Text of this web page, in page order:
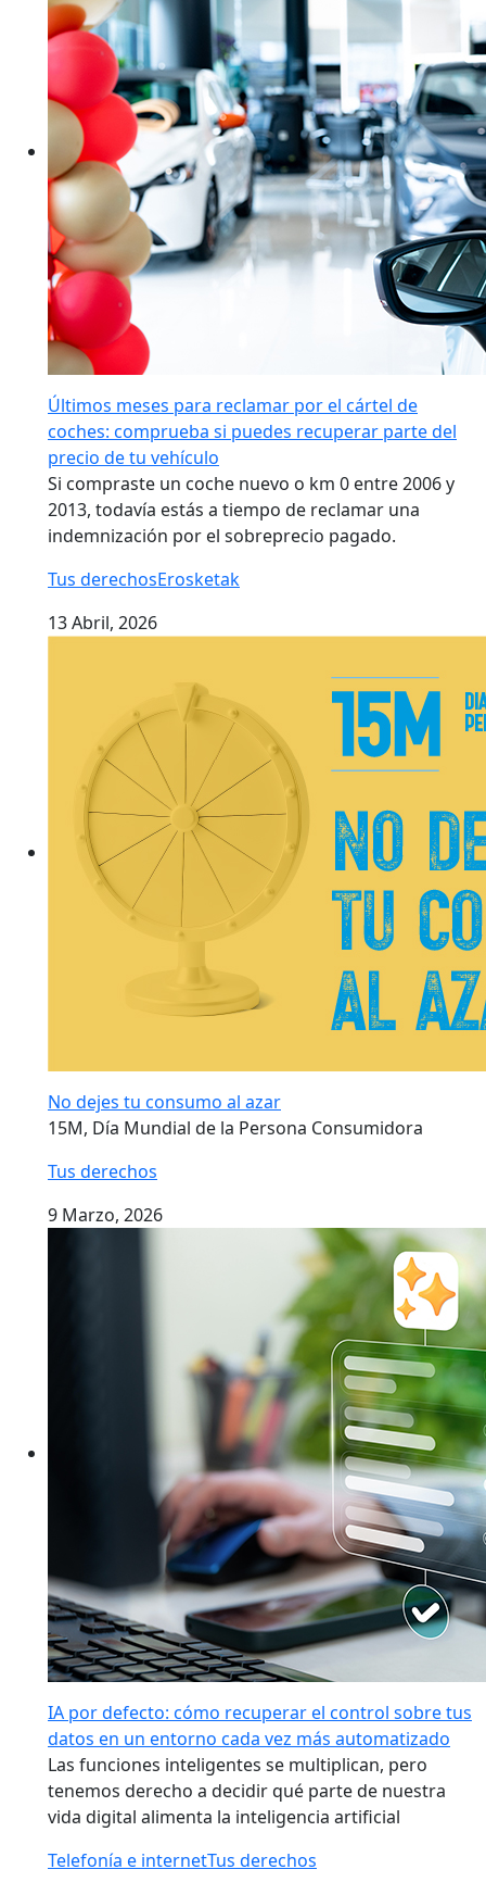
Últimos meses para reclamar por el cártel de
coches: comprueba si puedes recuperar parte del
precio de tu vehículo
Si compraste un coche nuevo o km 0 entre 2006 y
2013, todavía estás a tiempo de reclamar una
indemnización por el sobreprecio pagado.
Tus derechosErosketak
13 Abril, 2026
No dejes tu consumo al azar
15M, Día Mundial de la Persona Consumidora
Tus derechos
9 Marzo, 2026
IA por defecto: cómo recuperar el control sobre tus
datos en un entorno cada vez más automatizado
Las funciones inteligentes se multiplican, pero
tenemos derecho a decidir qué parte de nuestra
vida digital alimenta la inteligencia artificial
Telefonía e internetTus derechos